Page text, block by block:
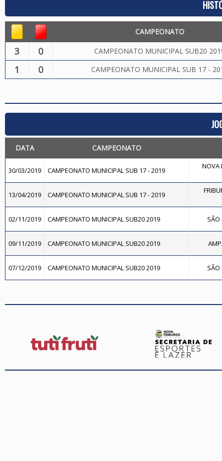
CAMPEONATO
3 0 CAMPEONATO MUNICIPAL SUB20
1 0 CAMPEONATO MUNICIPAL SUB 17 -
DATA CAMPEONATO
30/03/2019 CAMPEONATO MUNICIPAL SUB 17 - 2019 NOVA
13/04/2019 CAMPEONATO MUNICIPAL SUB 17 - 2019
02/11/2019 CAMPEONATO MUNICIPAL SUB20 2019 SÃO
09/11/2019 CAMPEONATO MUNICIPAL SUB20 2019
07/12/2019 CAMPEONATO MUNICIPAL SUB20 2019 SÃO